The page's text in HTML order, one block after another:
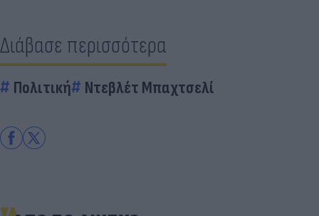
Διάβασε περισσότερα
Πολιτική Ντεβλέτ Μπαχτσελί